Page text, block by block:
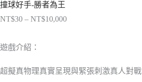
撞球好手-勝者為王
NT$30 – NT$10,000價
NT$30
到
遊戲介紹：
超擬真物理真實呈現與緊張刺激真人對戰